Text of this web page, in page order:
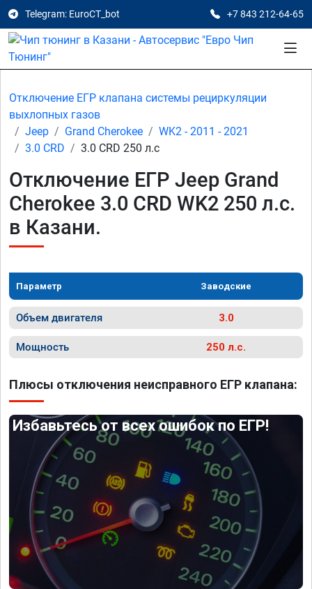
Telegram: EuroCT_bot +7 843 212-64-65
Отключение ЕГР клапана системы рециркуляции
выхлопных газов
Jeep
Grand Cherokee
WK2 - 2011 - 2021
3.0 CRD
3.0 CRD 250 л.с
Отключение ЕГР Jeep Grand
Cherokee 3.0 CRD WK2 250 л.с.
в Казани.
Параметр Заводские
Объем двигателя 3.0
Мощность 250 л.с.
Плюсы отключения неисправного ЕГР клапана:
Избавьтесь от всех ошибок по ЕГР!